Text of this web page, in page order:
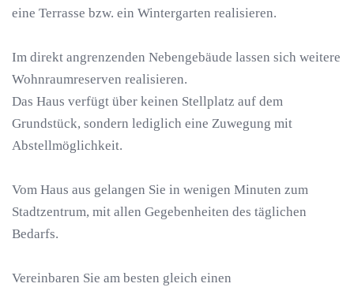
eine Terrasse bzw. ein Wintergarten realisieren.
Im direkt angrenzenden Nebengebäude lassen sich weitere
Wohnraumreserven realisieren.
Das Haus verfügt über keinen Stellplatz auf dem
Grundstück, sondern lediglich eine Zuwegung mit
Abstellmöglichkeit.
Vom Haus aus gelangen Sie in wenigen Minuten zum
Stadtzentrum, mit allen Gegebenheiten des täglichen
Bedarfs.
Vereinbaren Sie am besten gleich einen